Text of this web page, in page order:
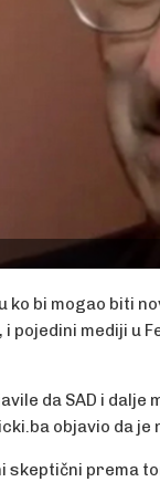
ko bi mogao biti
pojedini mediji u
da SAD i
objavio da je
skeptični prema